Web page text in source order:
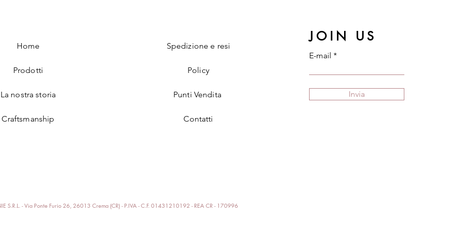
Home
Prodotti
La nostra storia
Craftsmanship
Spedizione e resi
Policy
Punti Vendita
Contatti
JOIN US
E-mail
Invia
S.R.L. - Via Ponte Furio 26, 26013 Crema (CR) - P.IVA - C.F. 01431210192 - REA CR - 170996